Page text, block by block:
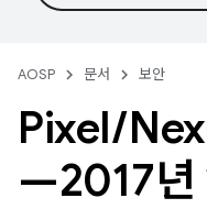
AOSP 문서 보안
Pixel/
—2017년